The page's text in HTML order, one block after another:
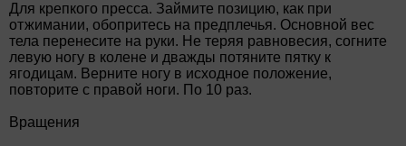
Для крепкого пресса. Займите позицию, как при
отжимании, обопритесь на предплечья. Основной вес
тела перенесите на руки. Не теряя равновесия, согните
левую ногу в колене и дважды потяните пятку к
ягодицам. Верните ногу в исходное положение,
повторите с правой ноги. По 10 раз.
Вращения